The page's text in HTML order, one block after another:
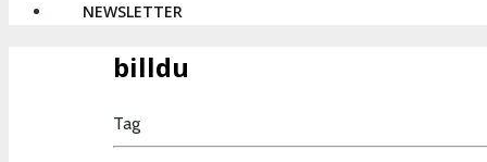
NEWSLETTER
billdu
Tag